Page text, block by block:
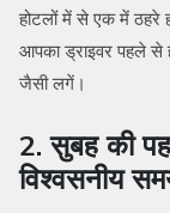
होटलों में से एक में ठहरे
आपका ड्राइवर पहले से
जैसी लगें।
2. सुबह की
विश्वसनीय